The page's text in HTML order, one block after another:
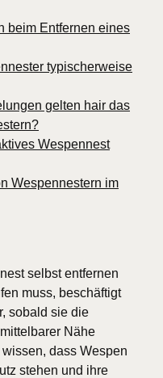
beim Entfernen eines
typischerweise
gelten hair das
Wespennest
Wespennestern im
selbst entfernen
muss, beschäftigt
sobald sie die
Nähe
dass Wespen
stehen und ihre